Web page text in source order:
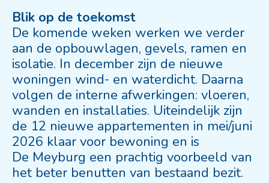
Blik op de toekomst
De komende weken werken we verder
aan de opbouwlagen, gevels, ramen en
isolatie. In december zijn de nieuwe
woningen wind- en waterdicht. Daarna
volgen de interne afwerkingen: vloeren,
wanden en installaties. Uiteindelijk zijn
de 12 nieuwe appartementen in mei/juni
2026 klaar voor bewoning en is
De Meyburg een prachtig voorbeeld van
het beter benutten van bestaand bezit.